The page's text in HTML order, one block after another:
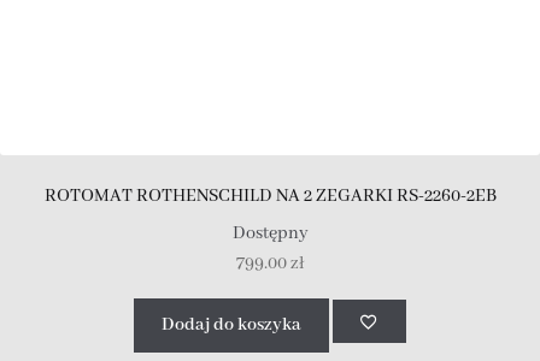
ROTOMAT ROTHENSCHILD NA 2 ZEGARKI RS-2260-2EB
Dostępny
799.00zł
Dodaj do koszyka